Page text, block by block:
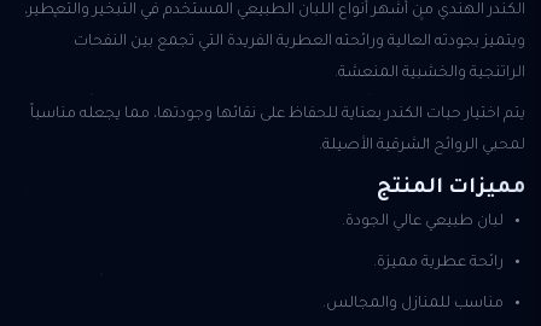
الكندر الهندي من أشهر أنواع اللبان الطبيعي المستخدم في التبخير والتعطير،
ويتميز بجودته العالية ورائحته العطرية الفريدة التي تجمع بين النفحات
الراتنجية والخشبية المنعشة.
يتم اختيار حبات الكندر بعناية للحفاظ على نقائها وجودتها، مما يجعله مناسباً
لمحبي الروائح الشرقية الأصيلة.
مميزات المنتج
لبان طبيعي عالي الجودة.
رائحة عطرية مميزة.
مناسب للمنازل والمجالس.